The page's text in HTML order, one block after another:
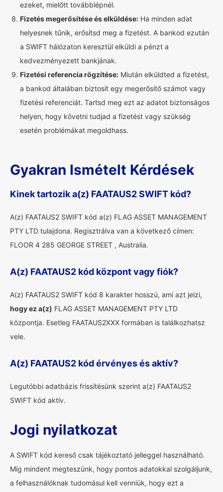
ezeket, mielőtt továbblépnél.
Fizetés megerősítése és elküldése: Ha minden adat
helyesnek tűnik, erősítsd meg a fizetést. A bankod ezután
a SWIFT hálózaton keresztül elküldi a pénzt a
kedvezményezett bankjának.
Fizetési referencia rögzítése: Miután elküldted a fizetést,
a bankod általában biztosít egy megerősítő számot vagy
fizetési referenciát. Tartsd meg ezt az adatot biztonságos
helyen, hogy követni tudjad a fizetést vagy szükség
esetén problémákat megoldhass.
Gyakran Ismételt Kérdések
Kinek tartozik a(z) FAATAUS2 SWIFT kód?
A(z) FAATAUS2 SWIFT kód a(z) FLAG ASSET MANAGEMENT
PTY LTD tulajdona. Regisztrálva van a következő címen:
FLOOR 4 285 GEORGE STREET , Australia.
A(z) FAATAUS2 kód központ vagy fiók?
A(z) FAATAUS2 SWIFT kód 8 karakter hosszú, ami azt jelzi,
hogy ez a(z) FLAG ASSET MANAGEMENT PTY LTD
központja. Esetleg FAATAUS2XXX formában is találkozhatsz
vele.
A(z) FAATAUS2 kód érvényes és aktív?
Legutóbbi adatbázis frissítésünk szerint a(z) FAATAUS2
SWIFT kód aktív.
Jogi nyilatkozat
A SWIFT kód kereső csak tájékoztató jelleggel használható.
Míg mindent megteszünk, hogy pontos adatokkal szolgáljunk,
a felhasználóknak tudomásul kell venniük, hogy ezt a